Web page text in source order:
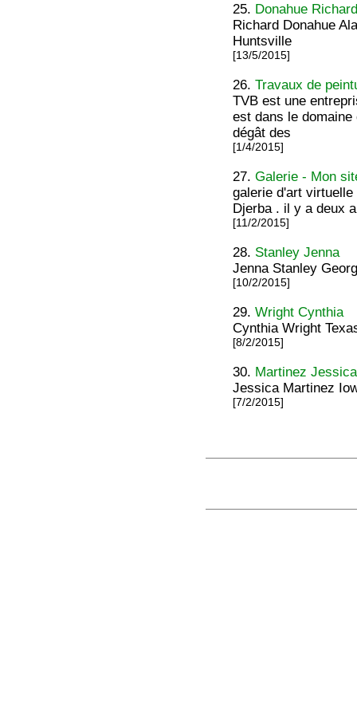
25. Donahue
Richard Donahue
Huntsville
[13/5/2015]
26.Travaux de
TVB est une
est dans le
dégât des
[1/4/2015]
27.Galerie - Mon
galerie d'art
Djerba . il y a deux
[11/2/2015]
28. Stanley Jenna
Jenna Stanley
[10/2/2015]
29.Wright Cynthia
Cynthia Wright
[8/2/2015]
30. Martinez Jessica
Jessica Martinez
[7/2/2015]